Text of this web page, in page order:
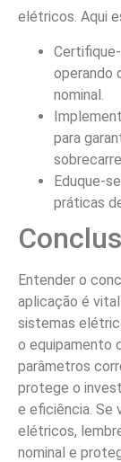
elétricos. Aqui
operando
nominal.
para
Eduque-
práticas
Entender o
aplicação é
sistemas
o equipamento
parâmetros
protege o
e eficiência. Se
elétricos,
nominal e